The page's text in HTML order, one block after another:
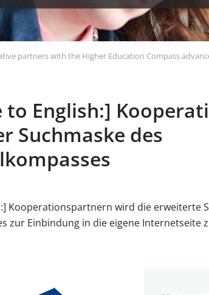
partners with the Higher Education Compass
to English:]
Suchmaske des
Kooperationspartnern wird die erweiterte
zur Einbindung in die eigene Internetseite